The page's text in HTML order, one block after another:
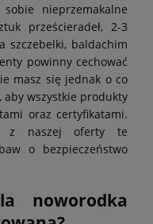
nieprzemakalne
prześcieradeł, 2-3
szczebelki, baldachim
powinny cechować
masz się jednak o co
wszystkie produkty
oraz certyfikatami.
z naszej oferty te
o bezpieczeństwo
noworodka